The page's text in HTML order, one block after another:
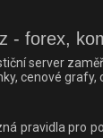
- forex,
server
cenové
pravidla pro